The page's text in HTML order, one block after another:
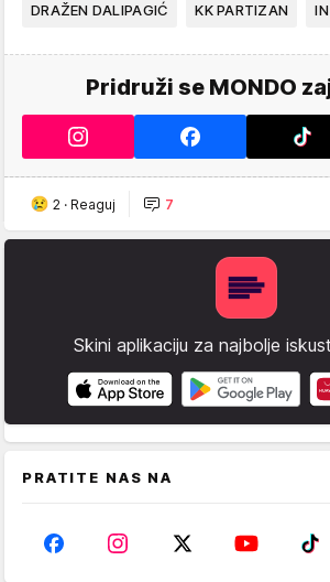
DRAŽEN DALIPAGIĆ KK PARTIZAN
Pridruži se MONDO
2 · Reaguj 7
Skini aplikaciju za najbolje
PRATITE NAS NA